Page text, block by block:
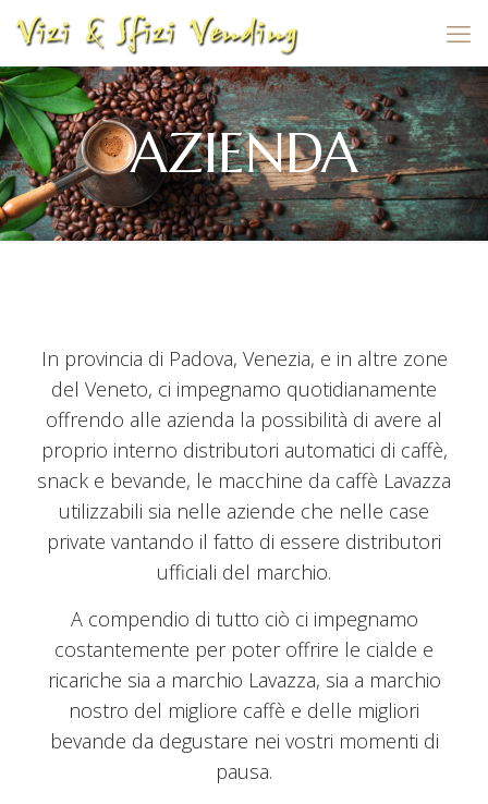
AZIENDA
In provincia di Padova, Venezia, e in altre zone
del Veneto, ci impegnamo quotidianamente
offrendo alle azienda la possibilità di avere al
proprio interno distributori automatici di caffè,
snack e bevande, le macchine da caffè Lavazza
utilizzabili sia nelle aziende che nelle case
private vantando il fatto di essere distributori
ufficiali del marchio.
A compendio di tutto ciò ci impegnamo
costantemente per poter offrire le cialde e
ricariche sia a marchio Lavazza, sia a marchio
nostro del migliore caffè e delle migliori
bevande da degustare nei vostri momenti di
pausa.